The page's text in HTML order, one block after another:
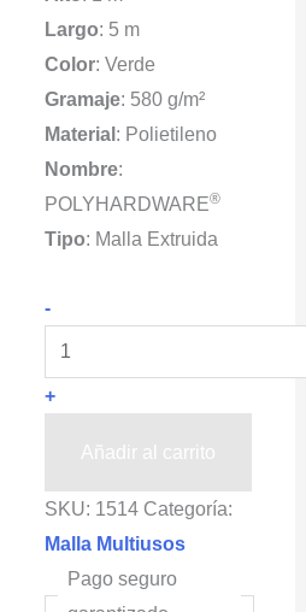
Largo: 5 m
Color: Verde
Gramaje: 580 g/m²
Material : Polietileno
Nombre:
POLYHARDWARE®
Tipo: Malla Extruida
-POLYHARDWARE®-
T
Tramo
de
Malla
Para
Cercado
de
+
Añadir al carrito
SKU: 1514 Categoría:
Malla Multiusos
Pago seguro